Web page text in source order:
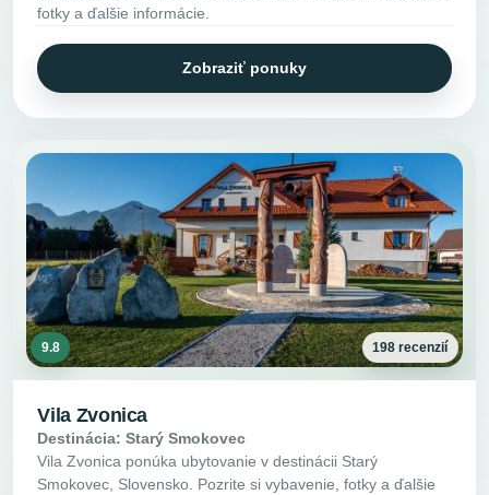
fotky a ďalšie informácie.
Zobraziť ponuky
9.8 198 recenzií
Vila Zvonica
Destinácia: Starý Smokovec
Vila Zvonica ponúka ubytovanie v destinácii Starý
Smokovec, Slovensko. Pozrite si vybavenie, fotky a ďalšie